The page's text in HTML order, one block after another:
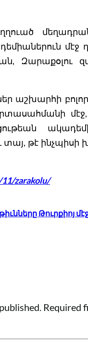
մէջ
Զարաքօլու
բոլոր
մէջ,
տայ, թէ
zarakolu/
Թուրքիոյ
Required